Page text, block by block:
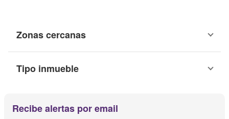
Zonas cercanas
Tipo inmueble
Recibe alertas por email